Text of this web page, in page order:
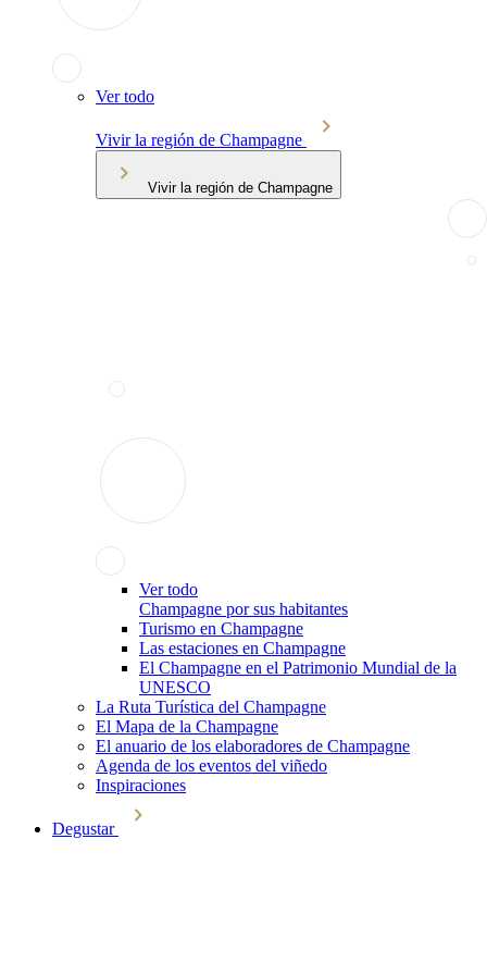
Ver todo
Vivir la región de Champagne
Vivir la región de Champagne
Ver todo
Champagne por sus habitantes
Turismo en Champagne
Las estaciones en Champagne
El Champagne en el Patrimonio Mundial de la
UNESCO
La Ruta Turística del Champagne
El Mapa de la Champagne
El anuario de los elaboradores de Champagne
Agenda de los eventos del viñedo
Inspiraciones
Degustar